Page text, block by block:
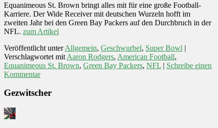
Equanimeous St. Brown bringt alles mit für eine große Football-
Karriere. Der Wide Receiver mit deutschen Wurzeln hofft im
zweiten Jahr bei den Green Bay Packers auf den Durchbruch in der
NFL. zum Artikel
Veröffentlicht unter Allgemein, Geschwurbel, Super Bowl |
Verschlagwortet mit Aaron Rodgers, American Football,
Equanimeous St. Brown, Green Bay Packers, NFL | Schreibe einen
Kommentar
Gezwitscher